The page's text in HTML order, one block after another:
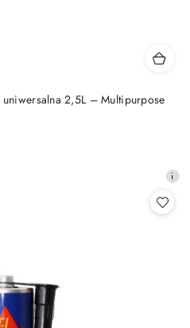
2,5L – Multipurpose